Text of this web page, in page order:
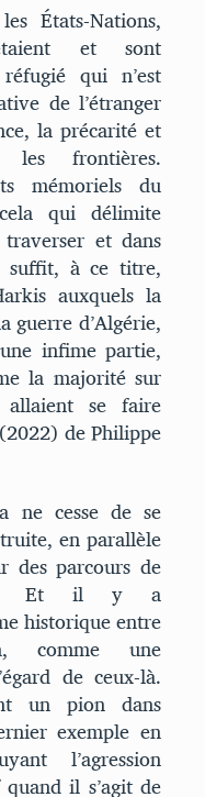
États-Nations,
et sont
qui n’est
de l’étranger
la précarité et
frontières.
mémoriels du
qui délimite
et dans
à ce titre,
auxquels la
guerre d’Algérie,
infime partie,
la majorité sur
se faire
de Philippe
ne cesse de se
en parallèle
des parcours de
Et il y a
historique entre
comme une
de ceux-là.
un pion dans
exemple en
l’agression
il s’agit de